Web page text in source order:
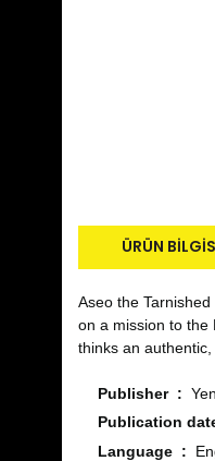
ÜRÜN
Aseo the
on a mission to the
thinks an
Publisher ‏ : ‎
Language ‏ : ‎